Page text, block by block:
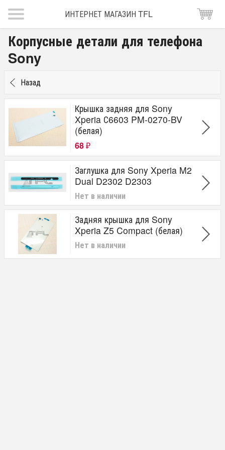
ИНТЕРНЕТ МАГАЗИН TFL
Корпусные детали для телефона
Sony
Назад
Крышка задняя для Sony
Xperia С6603 PM-0270-BV
(белая)
68 ₽
Заглушка для Sony Xperia M2
Dual D2302 D2303
Нет в наличии
Задняя крышка для Sony
Xperia Z5 Compact (белая)
Нет в наличии